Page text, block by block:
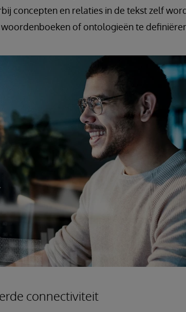
concepten en relaties in de tekst zelf
of ontologieën te
connectiviteit